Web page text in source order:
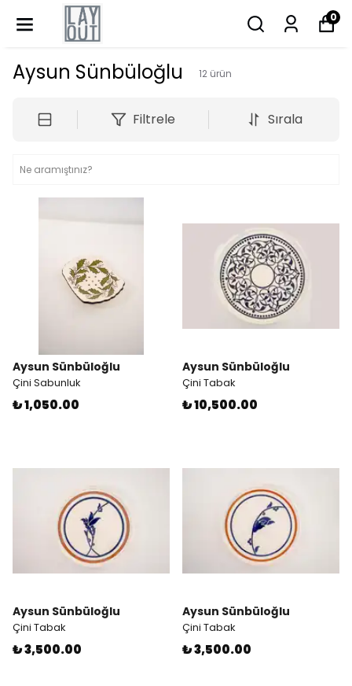
0
Aysun Sünbüloğlu 12 ürün
Filtrele Sırala
Aysun Sünbüloğlu
Çini Sabunluk
₺ 1,050.00
Aysun Sünbüloğlu
Çini Tabak
₺ 10,500.00
Aysun Sünbüloğlu
Çini Tabak
₺ 3,500.00
Aysun Sünbüloğlu
Çini Tabak
₺ 3,500.00